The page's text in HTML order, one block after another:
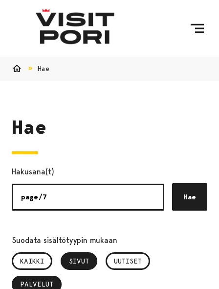
Hae
Hae
Hakusana(t)
Hae
Suodata sisältötyypin mukaan
KAIKKI SIVUT
, VALITTU UUTISET
PALVELUT
, VALITTU